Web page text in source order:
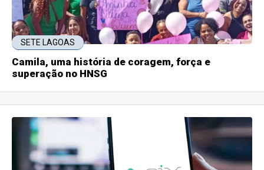
SETE LAGOAS
Camila, uma história de coragem, força e
superação no HNSG